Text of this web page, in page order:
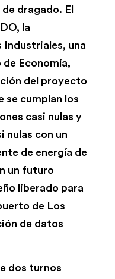
dragado. El
la
Industriales, una
Economía,
del proyecto
se cumplan los
casi nulas y
nulas con un
de energía de
un futuro
liberado para
de Los
de datos
dos turnos